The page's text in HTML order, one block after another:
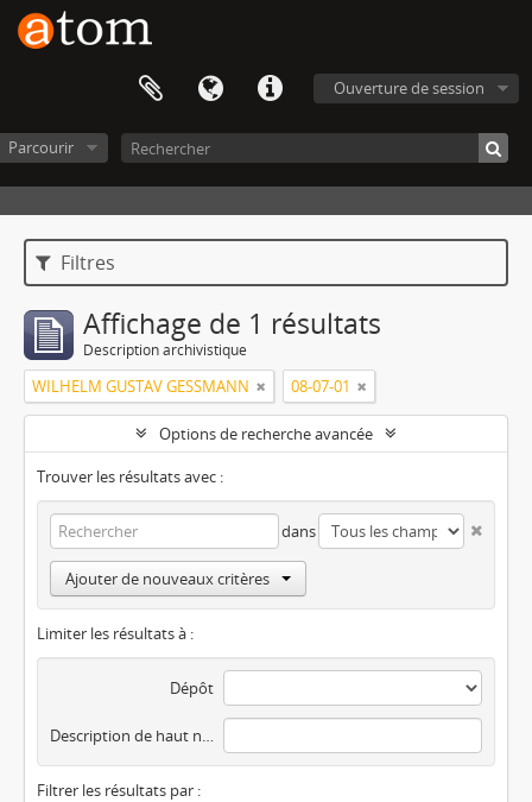
Ouverture de session
Parcourir
Filtres
Affichage de 1 résultats
Description archivistique
WILHELM GUSTAV GESSMANN 08-07-01
Options de recherche avancée
Trouver les résultats avec :
dans
Ajouter de nouveaux critères
Limiter les résultats à :
Dépôt
Description de haut niveau
Filtrer les résultats par :